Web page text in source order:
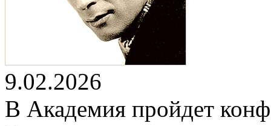
9.02.2026
В Академия пройдет